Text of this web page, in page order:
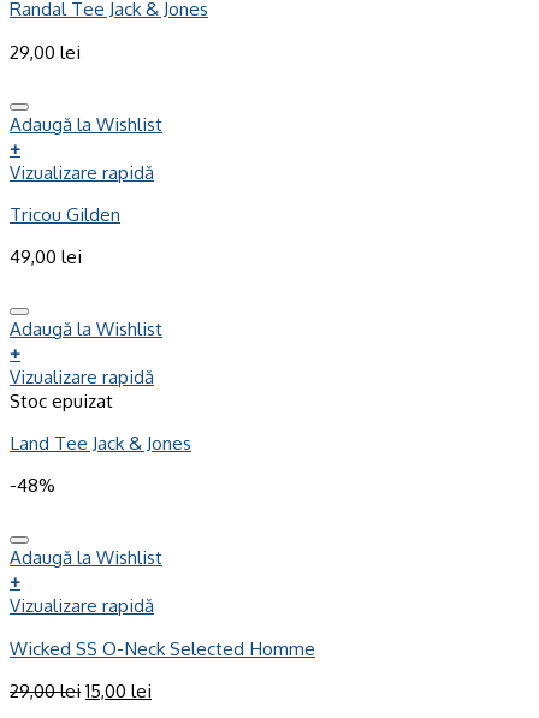
Randal Tee Jack & Jones
29,00 lei
Adaugă la Wishlist
+
Vizualizare rapidă
Tricou Gilden
49,00 lei
Adaugă la Wishlist
+
Vizualizare rapidă
Stoc epuizat
Land Tee Jack & Jones
-48%
Adaugă la Wishlist
+
Vizualizare rapidă
Wicked SS O-Neck Selected Homme
29,00lei 15,00 lei